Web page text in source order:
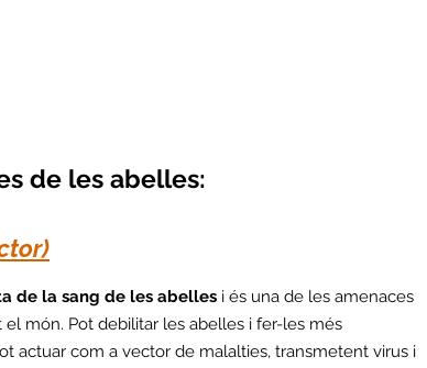
de les abelles:
de la sang de les abelles i és una de les amenaces
món. Pot debilitar les abelles i fer-les més
actuar com a vector de malalties, transmetent virus i